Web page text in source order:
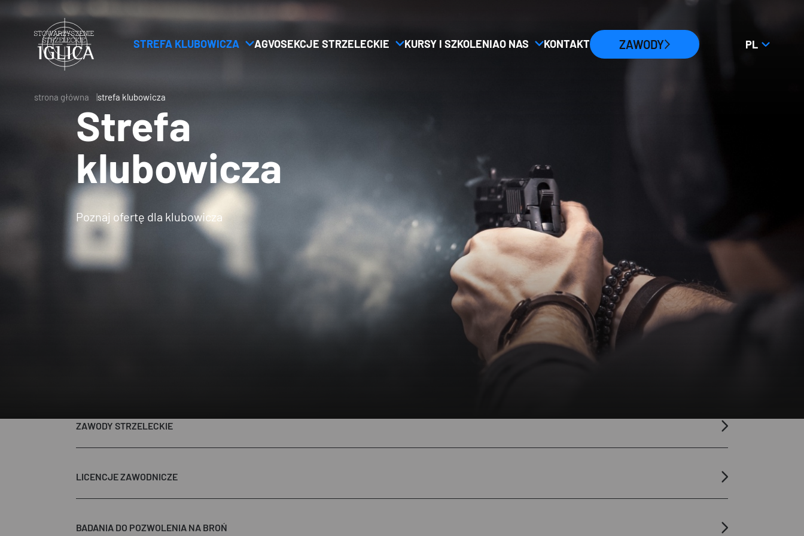
Header
Logo
STREFA KLUBOWICZA AGVOSEKCJE STRZELECKIE KURSY I SZKOLENIAO NAS KONTAKT ZAWODY PL
NACIŚNIJ,
strona główna strefa klubowicza
Strefa
klubowicza
Poznaj ofertę dla klubowicza
ZAWODY STRZELECKIE
LICENCJE ZAWODNICZE
BADANIA DO POZWOLENIA NA BROŃ